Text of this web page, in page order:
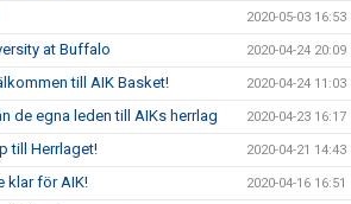
2020-05-03 16:53
at Buffalo 2020-04-24 20:09
till AIK Basket! 2020-04-24 11:03
de egna leden till AIKs herrlag 2020-04-23 16:17
till Herrlaget! 2020-04-21 14:43
klar för AIK! 2020-04-16 16:51